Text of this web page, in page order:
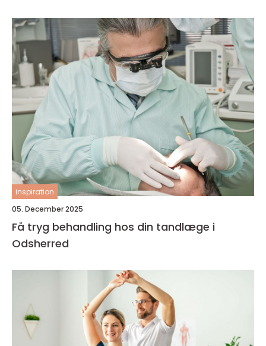
inspiration
05. December 2025
Få tryg behandling hos din tandlæge i
Odsherred